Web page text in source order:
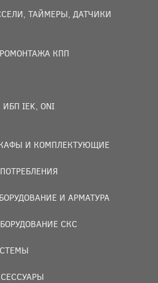
ТАЙМЕРЫ, ДАТЧИКИ
КПП
IEK, ONI
И КОМПЛЕКТУЮЩИЕ
И АРМАТУРА
СКС